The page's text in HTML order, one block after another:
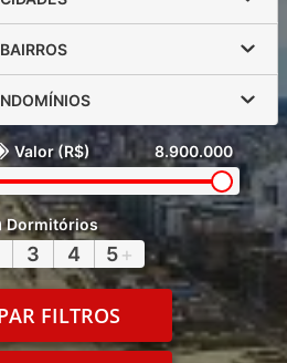
BAIRROS
Valor (R$) 8.900.000
Dormitórios
3 4 5 +
FILTROS